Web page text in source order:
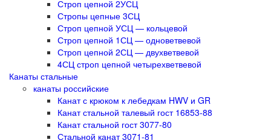
Строп цепной 2УСЦ
Стропы цепные 3СЦ
Строп цепной УСЦ — кольцевой
Строп цепной 1СЦ — одноветвевой
Строп цепной 2СЦ — двухветвевой
4СЦ строп цепной четырехветвевой
Канаты стальные
канаты российские
Канат с крюком к лебедкам HWV и GR
Канат стальной талевый гост 16853-88
Канат стальной гост 3077-80
Стальной канат 3071-81